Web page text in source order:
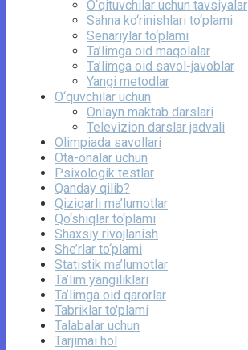
O‘qituvchilar uchun tavsiyalar
Sahna ko‘rinishlari to‘plami
Senariylar to‘plami
Ta’limga oid maqolalar
Ta’limga oid savol-javoblar
Yangi metodlar
O‘quvchilar uchun
Onlayn maktab darslari
Televizion darslar jadvali
Olimpiada savollari
Ota-onalar uchun
Psixologik testlar
Qanday qilib?
Qiziqarli ma’lumotlar
Qo‘shiqlar to‘plami
Shaxsiy rivojlanish
She’rlar to‘plami
Statistik ma’lumotlar
Ta’lim yangiliklari
Ta’limga oid qarorlar
Tabriklar to'plami
Talabalar uchun
Tarjimai hol